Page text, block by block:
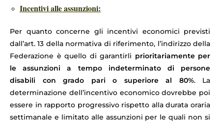
Incentivi alle assunzioni:
Per quanto concerne gli incentivi economici previsti
dall’art. 13 della normativa di riferimento, l’indirizzo della
Federazione è quello di garantirli prioritariamente per
le assunzioni a tempo indeterminato di persone
disabili con grado pari o superiore al 80%. La
determinazione dell’incentivo economico dovrebbe poi
essere in rapporto progressivo rispetto alla durata oraria
settimanale e limitato alle assunzioni per le quali non si